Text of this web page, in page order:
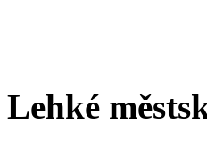
Lehké